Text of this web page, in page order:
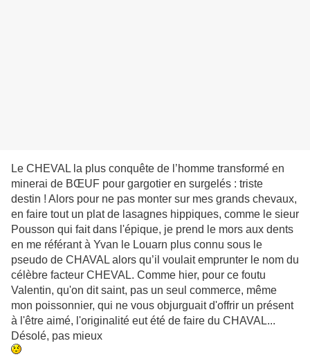
Le CHEVAL la plus conquête de l’homme transformé en
minerai de BŒUF pour gargotier en surgelés : triste
destin ! Alors pour ne pas monter sur mes grands chevaux,
en faire tout un plat de lasagnes hippiques, comme le sieur
Pousson qui fait dans l'épique, je prend le mors aux dents
en me référant à Yvan le Louarn plus connu sous le
pseudo de CHAVAL alors qu’il voulait emprunter le nom du
célèbre facteur CHEVAL. Comme hier, pour ce foutu
Valentin, qu'on dit saint, pas un seul commerce, même
mon poissonnier, qui ne vous objurguait d'offrir un présent
à l'être aimé, l'originalité eut été de faire du CHAVAL...
Désolé, pas mieux